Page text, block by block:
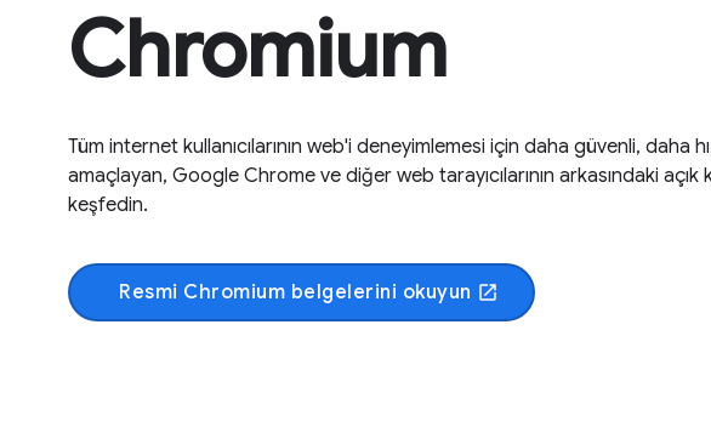
Chromium
Tüm internet kullanıcılarının web'i deneyimlemesi için daha güvenli, daha
amaçlayan, Google Chrome ve diğer web tarayıcılarının arkasındaki
keşfedin.
Resmi Chromium belgelerini okuyun open_in_new